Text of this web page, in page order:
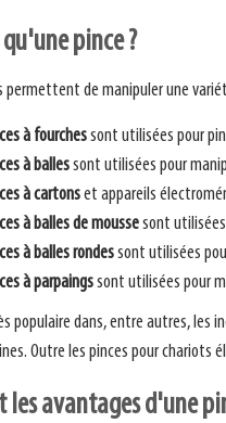
pince ?
permettent de manipuler une
à fourchessont utilisées pour
à ballessont utilisées pour
à cartonset appareils
à balles de moussesont
à balles rondessont utilisées
à parpaingssont utilisées pour
populaire dans, entre autres, les
Outre les pinces pour chariots
les avantages d'une